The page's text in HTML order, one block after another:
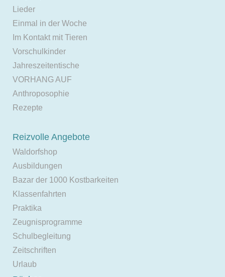
Lieder
Einmal in der Woche
Im Kontakt mit Tieren
Vorschulkinder
Jahreszeitentische
VORHANG AUF
Anthroposophie
Rezepte
Reizvolle Angebote
Waldorfshop
Ausbildungen
Bazar der 1000 Kostbarkeiten
Klassenfahrten
Praktika
Zeugnisprogramme
Schulbegleitung
Zeitschriften
Urlaub